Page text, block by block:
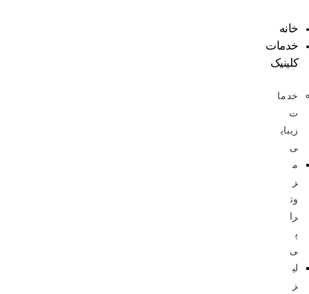
خانه
خدمات
کلینیک
خدما
ت
زیبای
ی
م
ز
وت
را
پ
ی
لی
ز